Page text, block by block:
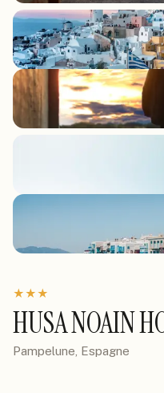
★★★
HUSA NOAIN
Pampelune, Espagne